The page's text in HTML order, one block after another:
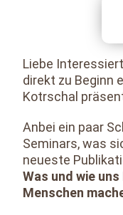
Liebe
direkt zu Beginn
Kotrschal
Anbei ein paar
Seminars, was
neueste
Was und wie
Menschen